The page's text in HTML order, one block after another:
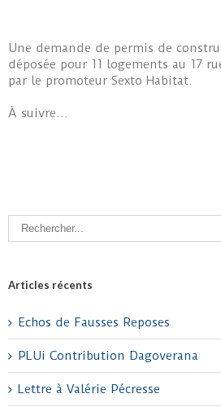
Une demande de permis de
déposée pour 11 logements au 17
par le promoteur Sexto Habitat.
À suivre…
Articles récents
Echos de Fausses Reposes
PLUi Contribution Dagoverana
Lettre à Valérie Pécresse